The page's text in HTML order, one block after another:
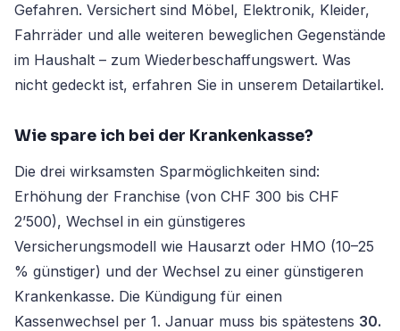
Gefahren. Versichert sind Möbel, Elektronik, Kleider,
Fahrräder und alle weiteren beweglichen Gegenstände
im Haushalt – zum Wiederbeschaffungswert. Was
nicht gedeckt ist, erfahren Sie in unserem Detailartikel.
Wie spare ich bei der Krankenkasse?
Die drei wirksamsten Sparmöglichkeiten sind:
Erhöhung der Franchise (von CHF 300 bis CHF
2’500), Wechsel in ein günstigeres
Versicherungsmodell wie Hausarzt oder HMO (10–25
% günstiger) und der Wechsel zu einer günstigeren
Krankenkasse. Die Kündigung für einen
Kassenwechsel per 1. Januar muss bis spätestens 30.